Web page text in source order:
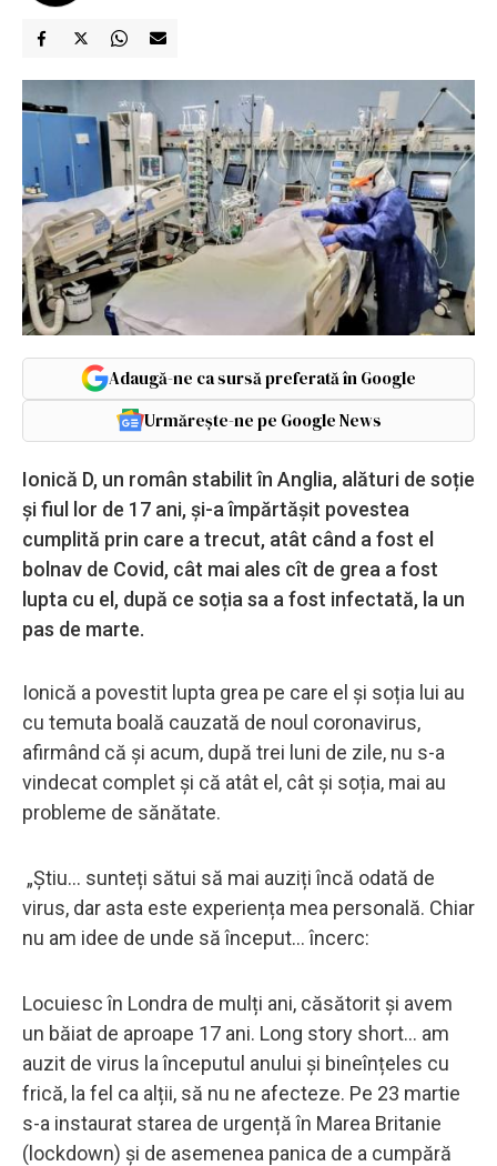
Adaugă-ne ca sursă preferată în Google
Urmărește-ne pe Google News
Ionică D, un român stabilit în Anglia, alături de soție
și fiul lor de 17 ani, și-a împărtășit povestea
cumplită prin care a trecut, atât când a fost el
bolnav de Covid, cât mai ales cît de grea a fost
lupta cu el, după ce soția sa a fost infectată, la un
pas de marte.
Ionică a povestit lupta grea pe care el și soția lui au
cu temuta boală cauzată de noul coronavirus,
afirmând că și acum, după trei luni de zile, nu s-a
vindecat complet și că atât el, cât și soția, mai au
probleme de sănătate.
„Știu… sunteți sătui să mai auziți încă odată de
virus, dar asta este experiența mea personală. Chiar
nu am idee de unde să început… încerc:
Locuiesc în Londra de mulți ani, căsătorit și avem
un băiat de aproape 17 ani. Long story short… am
auzit de virus la începutul anului și bineînțeles cu
frică, la fel ca alții, să nu ne afecteze. Pe 23 martie
s-a instaurat starea de urgență în Marea Britanie
(lockdown) și de asemenea panica de a cumpără